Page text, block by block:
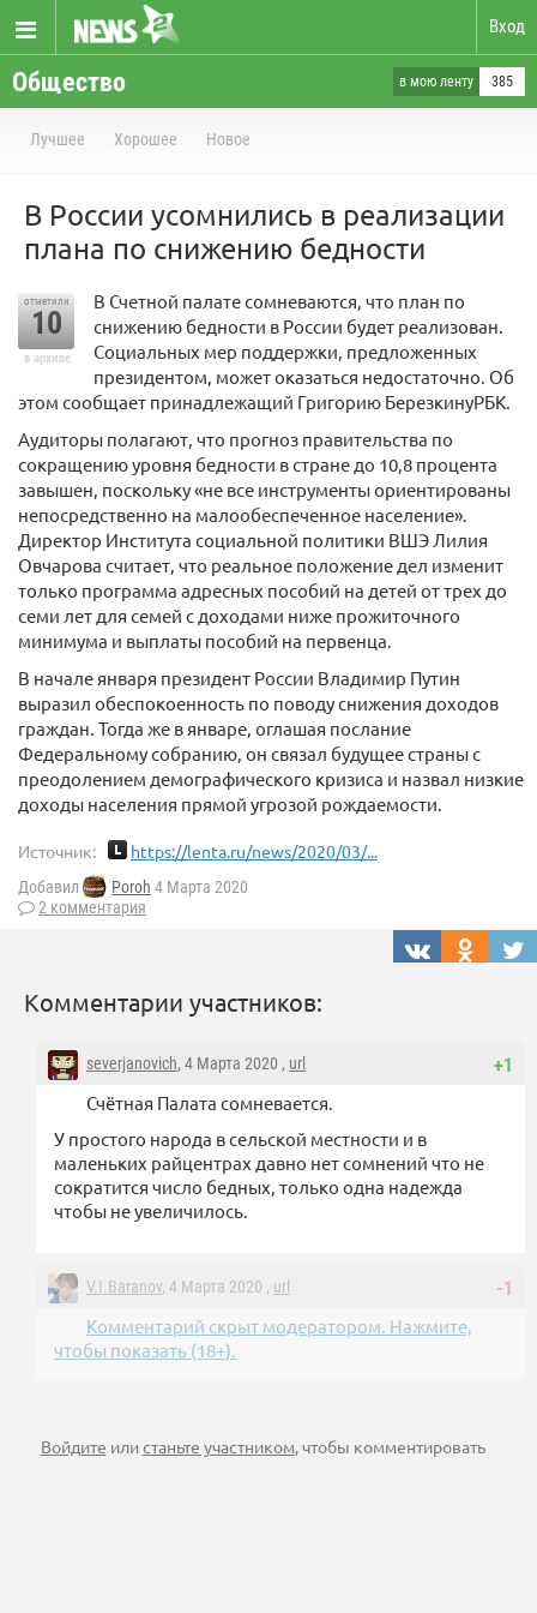
Вход
Общество в мою ленту 385
Лучшее Хорошее Новое
В России усомнились в реализации
плана по снижению бедности
отметили
10
в архиве
В Счетной палате сомневаются, что план по
снижению бедности в России будет реализован.
Социальных мер поддержки, предложенных
президентом, может оказаться недостаточно. Об
этом сообщает принадлежащий Григорию БерезкинуРБК.
Аудиторы полагают, что прогноз правительства по
сокращению уровня бедности в стране до 10,8 процента
завышен, поскольку «не все инструменты ориентированы
непосредственно на малообеспеченное население».
Директор Института социальной политики ВШЭ Лилия
Овчарова считает, что реальное положение дел изменит
только программа адресных пособий на детей от трех до
семи лет для семей с доходами ниже прожиточного
минимума и выплаты пособий на первенца.
В начале января президент России Владимир Путин
выразил обеспокоенность по поводу снижения доходов
граждан. Тогда же в январе, оглашая послание
Федеральному собранию, он связал будущее страны с
преодолением демографического кризиса и назвал низкие
доходы населения прямой угрозой рождаемости.
Источник: https://lenta.ru/news/2020/03/...
Добавил Poroh 4 Марта 2020
2 комментария
Комментарии участников:
+1
severjanovich, 4 Марта 2020 , url
Счётная Палата сомневается.
У простого народа в сельской местности и в
маленьких райцентрах давно нет сомнений что не
сократится число бедных, только одна надежда
чтобы не увеличилось.
-1
V.I.Baranov, 4 Марта 2020 , url
Комментарий скрыт модератором. Нажмите,
чтобы показать (18+).
Войдите илистаньте участником, чтобы комментировать